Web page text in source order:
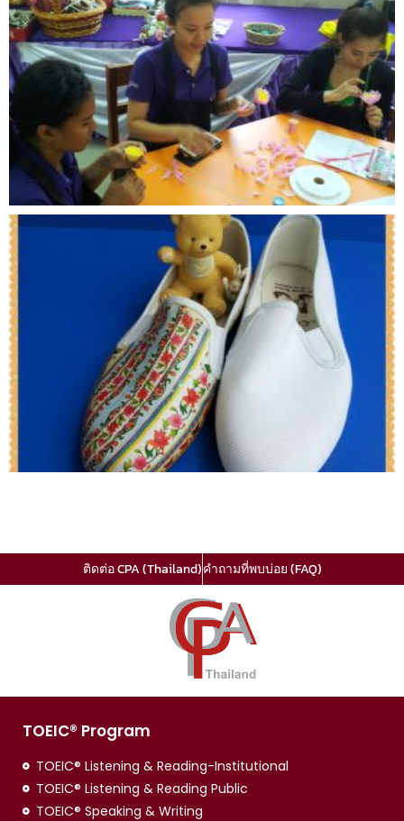
ติดต่อ CPA (Thailand)คำถามที่พบบ่อย (FAQ)
TOEIC® Program
TOEIC® Listening & Reading-Institutional
TOEIC® Listening & Reading Public
TOEIC® Speaking & Writing